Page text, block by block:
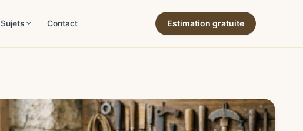
Sujets
Mobilier →
Contact Estimation gratuite